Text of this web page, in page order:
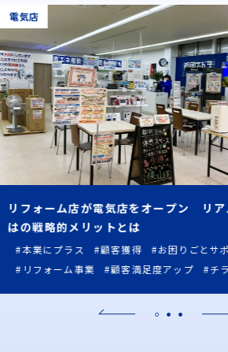
電気店
リフォーム店が電気店をオープン リア
はの戦略的メリットとは
#本業にプラス #顧客獲得
#お困りごとサ
#リフォーム事業
#顧客満足度アップ #チ